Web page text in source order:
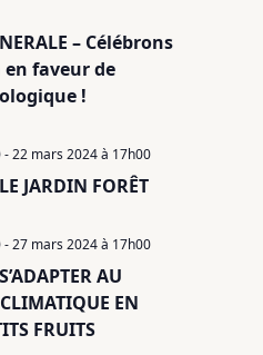
– Célébrons
en faveur de
!
JARDIN FORÊT
-22 mars 2024 à 17h00
AU
EN
FRUITS
-27 mars 2024 à 17h00